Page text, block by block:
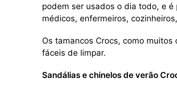
podem ser usados ​​o dia todo, e
médicos, enfermeiros,
Os tamancos Crocs, como
fáceis de limpar.
Sandálias e chinelos de verão